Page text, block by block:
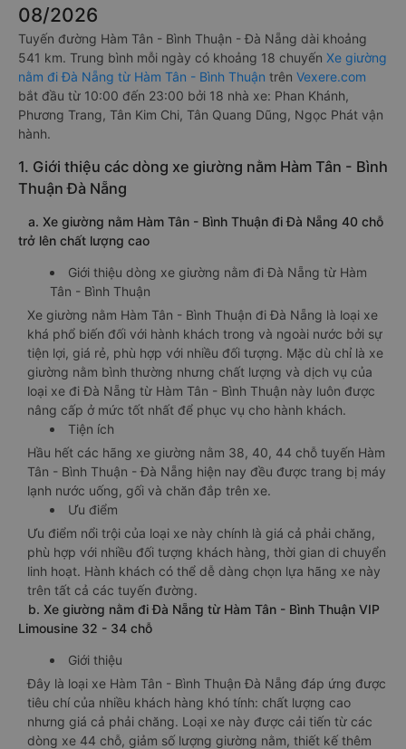
08/2026
Tuyến đường Hàm Tân - Bình Thuận - Đà Nẵng dài khoảng
541 km. Trung bình mỗi ngày có khoảng 18 chuyến Xe giường
nằm đi Đà Nẵng từ Hàm Tân - Bình Thuận trên Vexere.com
bắt đầu từ 10:00 đến 23:00 bởi 18 nhà xe: Phan Khánh,
Phương Trang, Tân Kim Chi, Tân Quang Dũng, Ngọc Phát vận
hành.
1. Giới thiệu các dòng xe giường nằm Hàm Tân - Bình
Thuận Đà Nẵng
a. Xe giường nằm Hàm Tân - Bình Thuận đi Đà Nẵng 40 chỗ
trở lên chất lượng cao
Giới thiệu dòng xe giường nằm đi Đà Nẵng từ Hàm
Tân - Bình Thuận
Xe giường nằm Hàm Tân - Bình Thuận đi Đà Nẵng là loại xe
khá phổ biến đối với hành khách trong và ngoài nước bởi sự
tiện lợi, giá rẻ, phù hợp với nhiều đối tượng. Mặc dù chỉ là xe
giường nằm bình thường nhưng chất lượng và dịch vụ của
loại xe đi Đà Nẵng từ Hàm Tân - Bình Thuận này luôn được
nâng cấp ở mức tốt nhất để phục vụ cho hành khách.
Tiện ích
Hầu hết các hãng xe giường nằm 38, 40, 44 chỗ tuyến Hàm
Tân - Bình Thuận - Đà Nẵng hiện nay đều được trang bị máy
lạnh nước uống, gối và chăn đắp trên xe.
Ưu điểm
Ưu điểm nổi trội của loại xe này chính là giá cả phải chăng,
phù hợp với nhiều đối tượng khách hàng, thời gian di chuyển
linh hoạt. Hành khách có thể dễ dàng chọn lựa hãng xe này
trên tất cả các tuyến đường.
b. Xe giường nằm đi Đà Nẵng từ Hàm Tân - Bình Thuận VIP
Limousine 32 - 34 chỗ
Giới thiệu
Đây là loại xe Hàm Tân - Bình Thuận Đà Nẵng đáp ứng được
tiêu chí của nhiều khách hàng khó tính: chất lượng cao
nhưng giá cả phải chăng. Loại xe này được cải tiến từ các
dòng xe 44 chỗ, giảm số lượng giường nằm, thiết kế thêm